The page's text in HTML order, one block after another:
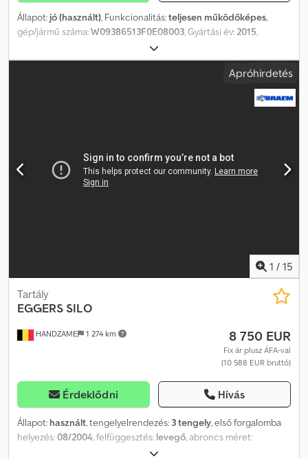
Állapot: jó (használt), Funkcionalitás:teljesen működőképes,
gép/jármű száma:W09386513F0E08003, Gyártási év:2015,
, tengelyek száma:
Felszereltség: pótkerék Felépítmény belső hossza: 7650 mm
Credpfxey Akqxe Aagef Kapcsolórendszer: mélykapcsolt Műszaki
vizsga (TÜV) érvényes 2026 márciusig További kérdés esetén
Apróhirdetés
1 / 15
HANDZAME 1 274 km
Tartály
EGGERS SILO
8 750 EUR
Fix ár plusz ÁFA-val
(10 588 EUR bruttó)
Érdeklődni Hívás
Állapot: használt, tengelyelrendezés: 3 tengely, első forgalomba
helyezés:08/2004, felfüggesztés: levegő, abroncs méret:
1 280 mm